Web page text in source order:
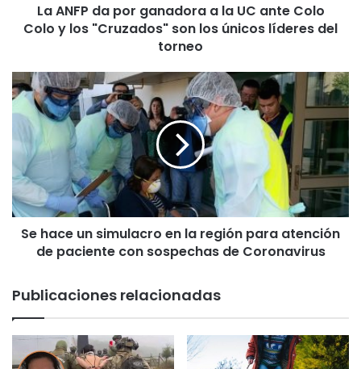
n
a
d
a
l
a
t
e
l
La ANFP da por ganadora a la UC ante Colo
Colo y los "Cruzados" son los únicos líderes del
torneo
S
e
h
u
n
s
a
c
r
Se hace un simulacro en la región para atención
de paciente con sospechas de Coronavirus
Publicaciones relacionadas